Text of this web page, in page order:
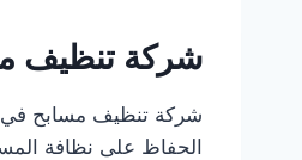
شركة تنظيف
شركة تنظيف مسابح
الحفاظ على نظافة